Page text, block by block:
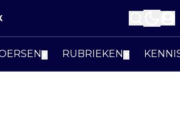
RUBRIEKEN